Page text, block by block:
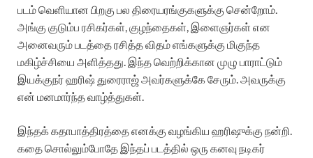
படம் வெளியான பிறகு பல திரையரங்குகளுக்கு சென்றோம்.
அங்கு குடும்ப ரசிகர்கள், குழந்தைகள், இளைஞர்கள் என
அனைவரும் படத்தை ரசித்த விதம் எங்களுக்கு மிகுந்த
மகிழ்ச்சியை அளித்தது. இந்த வெற்றிக்கான முழு பாராட்டும்
இயக்குநர் ஹரிஷ் துரைராஜ் அவர்களுக்கே சேரும். அவருக்கு
என் மனமார்ந்த வாழ்த்துகள்.
இந்தக் கதாபாத்திரத்தை எனக்கு வழங்கிய ஹரிஷுக்கு நன்றி.
கதை சொல்லும்போதே இந்தப் படத்தில் ஒரு கனவு நடிகர்